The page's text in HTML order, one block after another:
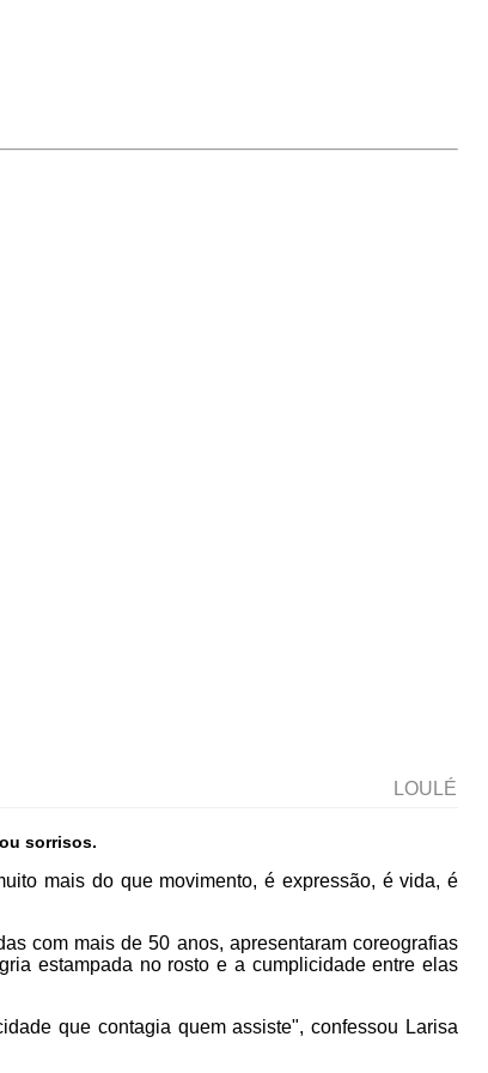
LOULÉ
sorrisos.
mais do que movimento, é expressão, é vida, é
com mais de 50 anos, apresentaram coreografias
estampada no rosto e a cumplicidade entre elas
que contagia quem assiste", confessou Larisa